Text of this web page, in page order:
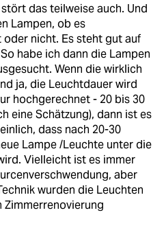
das teilweise auch. Und
Lampen, ob es
nicht. Es steht gut auf
habe ich dann die Lampen
Wenn die wirklich
ja, die Leuchtdauer wird
hochgerechnet - 20 bis 30
eine Schätzung), dann ist es
dass nach 20-30
Lampe /Leuchte unter die
Vielleicht ist es immer
aber
wurden die Leuchten
Zimmerrenovierung